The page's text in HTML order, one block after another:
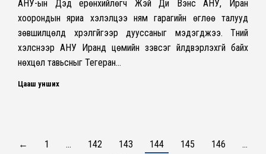
АНУ-ын Дэд ерөнхийлөгч Жэй Ди Вэнс АНУ, Иран
хоорондын яриа хэлэлцээ ням гарагийн өглөө талууд
зөвшилцөлд хүрэлгүйгээр дууссаныг мэдэгджээ. Түүний
хэлснээр АНУ Иранд цөмийн зэвсэг үйлдвэрлэхгүй байх
нөхцөл тавьсныг Тегеран…
Цааш унших
← 1 … 142 143 144 145 146
…